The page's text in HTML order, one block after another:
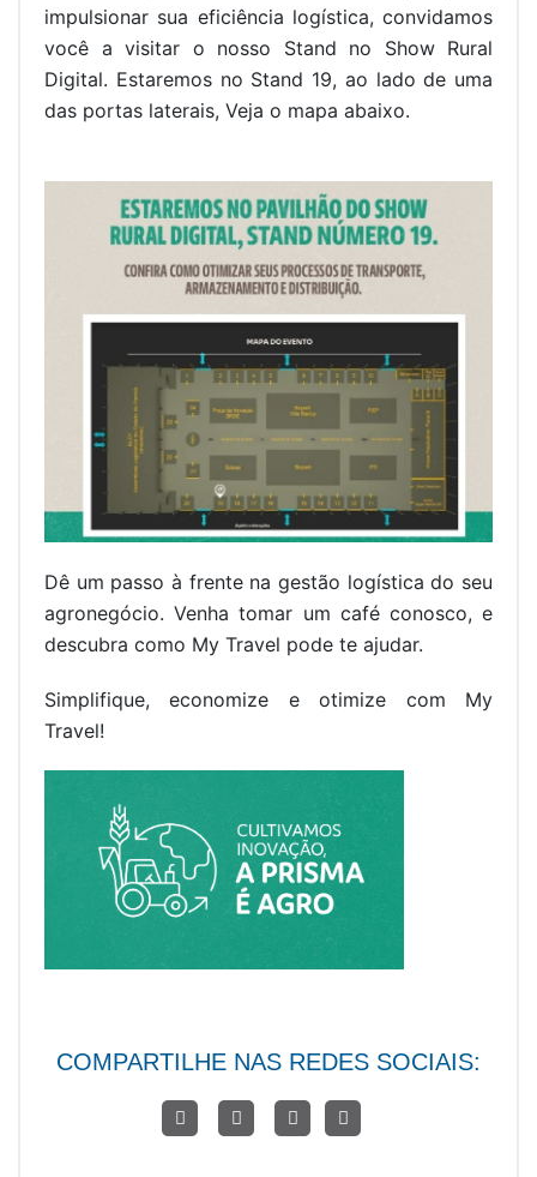
impulsionar sua eficiência logística, convidamos
você a visitar o nosso Stand no Show Rural
Digital. Estaremos no Stand 19, ao lado de uma
das portas laterais, Veja o mapa abaixo.
Dê um passo à frente na gestão logística do seu
agronegócio. Venha tomar um café conosco, e
descubra como My Travel pode te ajudar.
Simplifique, economize e otimize com My
Travel!
COMPARTILHE NAS REDES SOCIAIS: